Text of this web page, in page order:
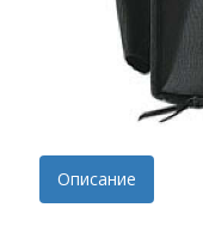
Описание